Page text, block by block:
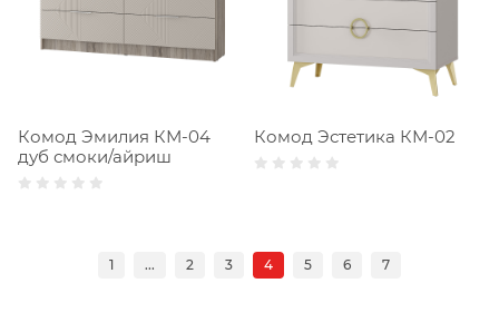
Комод Эмилия КМ-04
дуб смоки/айриш
Комод Эстетика КМ-02
1 ... 2 3 4 5 6 7